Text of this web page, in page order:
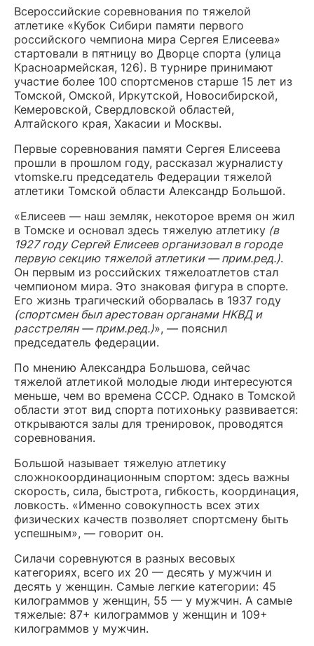
Всероссийские соревнования по тяжелой
атлетике «Кубок Сибири памяти первого
российского чемпиона мира Сергея Елисеева»
стартовали в пятницу во Дворце спорта (улица
Красноармейская, 126). В турнире принимают
участие более 100 спортсменов старше 15 лет из
Томской, Омской, Иркутской, Новосибирской,
Кемеровской, Свердловской областей,
Алтайского края, Хакасии и Москвы.
Первые соревнования памяти Сергея Елисеева
прошли в прошлом году, рассказал журналисту
vtomske.ru председатель Федерации тяжелой
атлетики Томской области Александр Большой.
«Елисеев — наш земляк, некоторое время он жил
в Томске и основал здесь тяжелую атлетику (в
1927 году Сергей Елисеев организовал в городе
первую секцию тяжелой атлетики — прим.ред.).
Он первым из российских тяжелоатлетов стал
чемпионом мира. Это знаковая фигура в спорте.
Его жизнь трагический оборвалась в 1937 году
(спортсмен был арестован органами НКВД и
расстрелян — прим.ред.)», — пояснил
председатель федерации.
По мнению Александра Большова, сейчас
тяжелой атлетикой молодые люди интересуются
меньше, чем во времена СССР. Однако в Томской
области этот вид спорта потихоньку развивается:
открываются залы для тренировок, проводятся
соревнования.
Большой называет тяжелую атлетику
сложнокоординационным спортом: здесь важны
скорость, сила, быстрота, гибкость, координация,
ловкость. «Именно совокупность всех этих
физических качеств позволяет спортсмену быть
успешным», — говорит он.
Силачи соревнуются в разных весовых
категориях, всего их 20 — десять у мужчин и
десять у женщин. Самые легкие категории: 45
килограммов у женщин, 55 — у мужчин. А самые
тяжелые: 87+ килограммов у женщин и 109+
килограммов у мужчин.